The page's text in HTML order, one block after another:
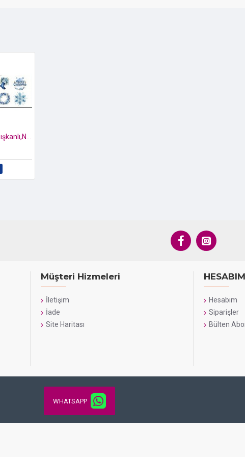
Müşteri Hizmeleri
İletişim
İade
Site Haritası
HESABIM
Hesabım
Siparişler
Bülten
WHATSAPP